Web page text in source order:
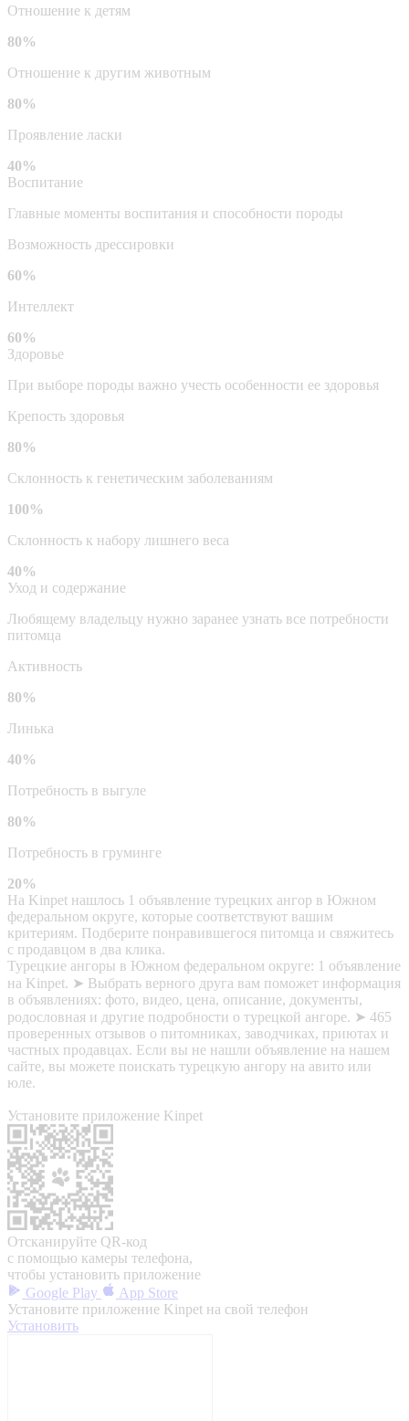
Отношение к детям
80%
Отношение к другим животным
80%
Проявление ласки
40%
Воспитание
Главные моменты воспитания и способности породы
Возможность дрессировки
60%
Интеллект
60%
Здоровье
При выборе породы важно учесть особенности ее здоровья
Крепость здоровья
80%
Склонность к генетическим заболеваниям
100%
Склонность к набору лишнего веса
40%
Уход и содержание
Любящему владельцу нужно заранее узнать все потребности
питомца
Активность
80%
Линька
40%
Потребность в выгуле
80%
Потребность в груминге
20%
На Kinpet нашлось 1 объявление турецких ангор в Южном
федеральном округе, которые соответствуют вашим
критериям. Подберите понравившегося питомца и свяжитесь
с продавцом в два клика.
Турецкие ангоры в Южном федеральном округе: 1 объявление
на Kinpet. ➤ Выбрать верного друга вам поможет информация
в объявлениях: фото, видео, цена, описание, документы,
родословная и другие подробности о турецкой ангоре. ➤ 465
проверенных отзывов о питомниках, заводчиках, приютах и
частных продавцах. Если вы не нашли объявление на нашем
сайте, вы можете поискать турецкую ангору на авито или
юле.
Установите приложение Kinpet
Отсканируйте QR-код
с помощью камеры телефона,
чтобы установить приложение
Google Play
App Store
Установите приложение Kinpet на свой телефон
Установить